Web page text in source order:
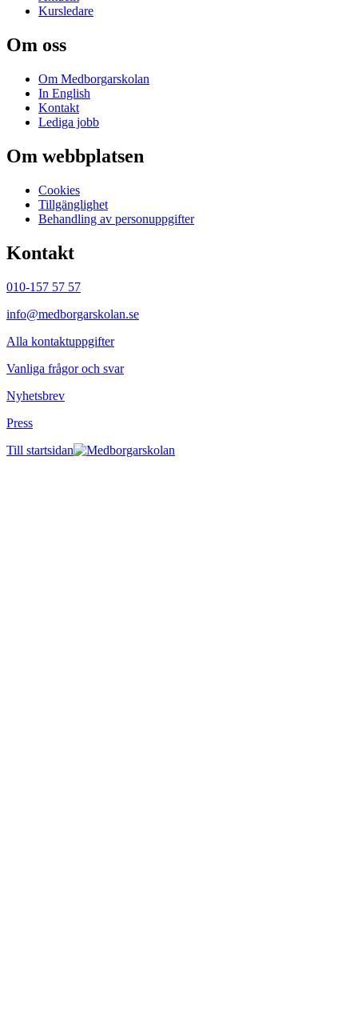
Kursledare
Om oss
Om Medborgarskolan
In English
Kontakt
Lediga jobb
Om webbplatsen
Cookies
Tillgänglighet
Behandling av personuppgifter
Kontakt
010-157 57 57
info@medborgarskolan.se
Alla kontaktuppgifter
Vanliga frågor och svar
Nyhetsbrev
Press
Till startsidan